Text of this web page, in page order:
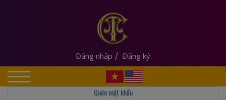
Đăng nhập Đăng ký
Quên mật khẩu